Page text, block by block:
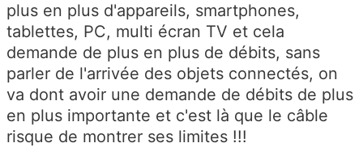
plus en plus d'appareils, smartphones,
tablettes, PC, multi écran TV et cela
demande de plus en plus de débits, sans
parler de l'arrivée des objets connectés, on
va dont avoir une demande de débits de plus
en plus importante et c'est là que le câble
risque de montrer ses limites !!!